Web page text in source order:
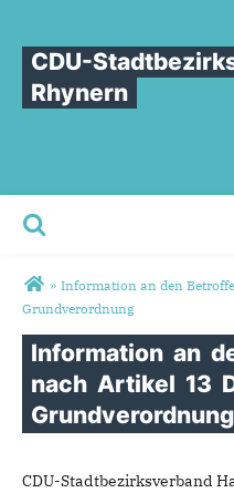
CDU-
Rhynern
Sie sind hier
» Information an den
Grundverordnung
Information an
nach Artikel 13
Grundverordnung
CDU-Stadtbezirksverband